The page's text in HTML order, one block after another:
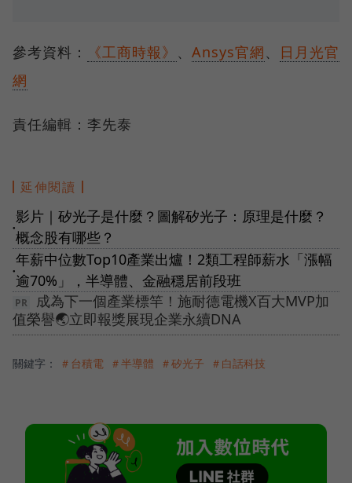
參考資料： 《工商時報》 、 Ansys官網、
日月光官
網
責任編輯：李先泰
延伸閱讀
●
影片｜矽光子是什麼？圖解矽光子：原理是什麼？
概念股有哪些？
●
年薪中位數Top10產業出爐！2類工程師薪水「漲幅
逾70%」，半導體、金融穩居前段班
成為下一個產業標竿！施耐德電機X百大MVP加
值榮譽🌏立即報獎展現企業永續DNA
關鍵字： ＃台積電 ＃半導體 ＃矽光子 ＃白話科技